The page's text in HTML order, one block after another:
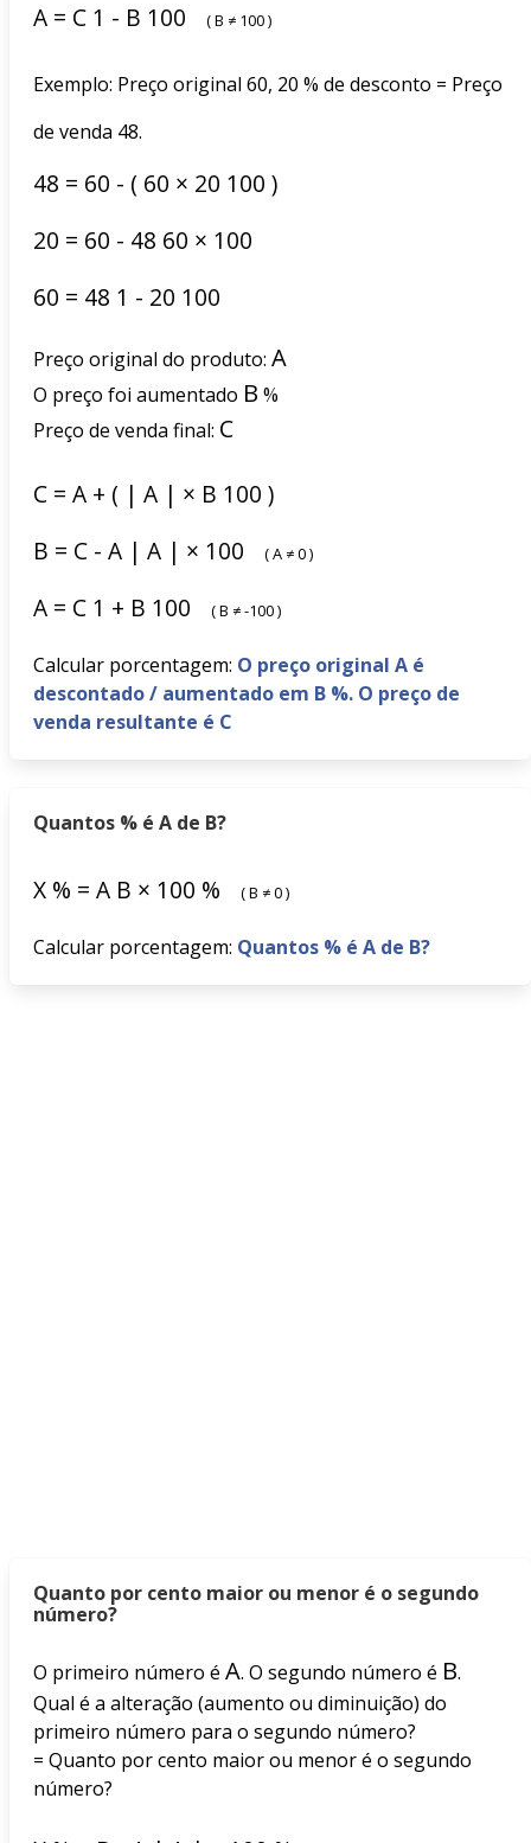
A = C 1 - B 100 (B ≠ 100)
Exemplo: Preço original 60, 20 % de desconto = Preço
de venda 48.
48 = 60 - ( 60 × 20 100 )
20 = 60 - 48 60 × 100
60 = 48 1 - 20 100
Preço original do produto: A
O preço foi aumentado B %
Preço de venda final: C
C = A + ( | A | × B 100 )
B = C - A | A | × 100 (A ≠0)
A = C 1 + B 100 (B ≠-100)
Calcular porcentagem: O preço original A é
descontado / aumentado em B %. O preço de
venda resultante é C
Quantos % é A de B?
X % = A B × 100 % (B ≠0)
Calcular porcentagem: Quantos % é A de B?
Quanto por cento maior ou menor é o segundo
número?
O primeiro número é A. O segundo número é B.
Qual é a alteração (aumento ou diminuição) do
primeiro número para o segundo número?
= Quanto por cento maior ou menor é o segundo
número?